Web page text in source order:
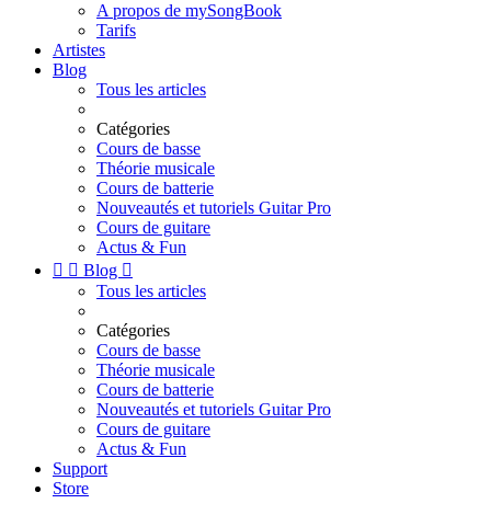
A propos de mySongBook
Tarifs
Artistes
Blog
Tous les articles
Catégories
Cours de basse
Théorie musicale
Cours de batterie
Nouveautés et tutoriels Guitar Pro
Cours de guitare
Actus & Fun
  Blog 
Tous les articles
Catégories
Cours de basse
Théorie musicale
Cours de batterie
Nouveautés et tutoriels Guitar Pro
Cours de guitare
Actus & Fun
Support
Store